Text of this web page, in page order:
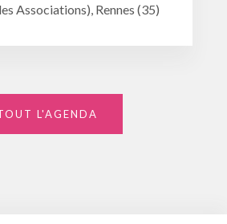
Associations), Rennes (35)
L'AGENDA